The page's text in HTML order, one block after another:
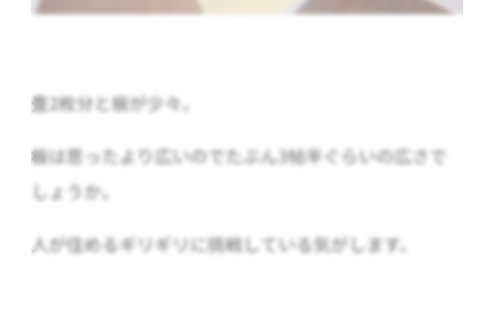
畳2枚分と板が少々。
板は思ったより広いのでたぶん3帖半ぐらいの広さで
しょうか。
人が住めるギリギリに挑戦している気がします。